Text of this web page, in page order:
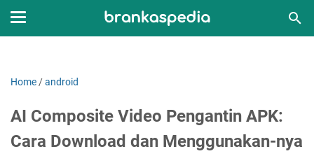
Home /android
AI Composite Video Pengantin APK:
Cara Download dan Menggunakan-nya